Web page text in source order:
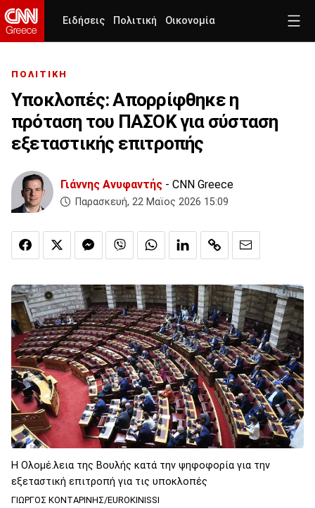
Ειδήσεις Πολιτική Οικονομία
ΠΟΛΙΤΙΚΗ
Υποκλοπές: Απορρίφθηκε η
πρόταση του ΠΑΣΟΚ για σύσταση
εξεταστικής επιτροπής
Γιάννης Ανυφαντής - CNN Greece
Παρασκευή, 22 Μαϊος 2026 15:09
Η Ολομέ.λεια της Βουλής κατά την ψηφοφορία για την
εξεταστική επιτροπή για τις υποκλοπές
ΓΙΩΡΓΟΣ ΚΟΝΤΑΡΙΝΗΣ/EUROKINISSI